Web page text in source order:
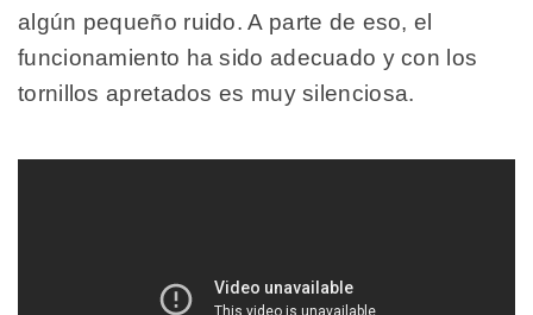
algún pequeño ruido. A parte de eso, el
funcionamiento ha sido adecuado y con los
tornillos apretados es muy silenciosa.